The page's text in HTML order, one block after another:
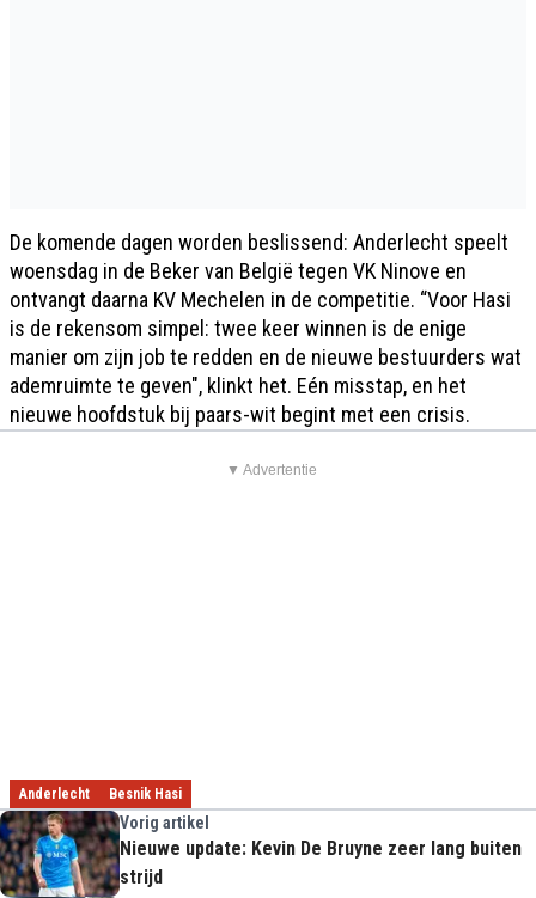
De komende dagen worden beslissend: Anderlecht speelt
woensdag in de Beker van België tegen VK Ninove en
ontvangt daarna KV Mechelen in de competitie. “Voor Hasi
is de rekensom simpel: twee keer winnen is de enige
manier om zijn job te redden en de nieuwe bestuurders wat
ademruimte te geven", klinkt het. Eén misstap, en het
nieuwe hoofdstuk bij paars-wit begint met een crisis.
▼ Advertentie
Anderlecht Besnik Hasi
Vorig artikel
Nieuwe update: Kevin De Bruyne zeer lang buiten
strijd